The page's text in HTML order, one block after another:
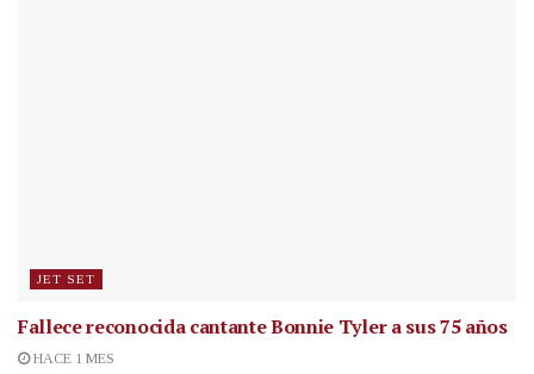
JET SET
Fallece reconocida cantanteBonnie Tyler a sus 75 años
HACE 1 MES